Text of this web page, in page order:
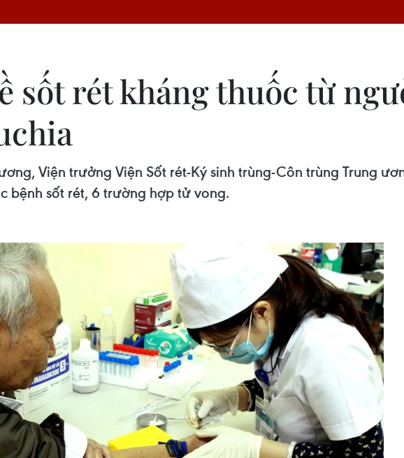
sốt rét kháng thuốc từ
Viện trưởng Viện Sốt rét-Ký sinh trùng-Côn trùng Trung
bệnh sốt rét, 6 trường hợp tử vong.